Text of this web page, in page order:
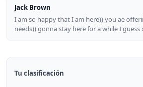
Jack Brown
I am so happy that I am here)) you ae
needs)) gonna stay here for a while I guess
Tu clasificación